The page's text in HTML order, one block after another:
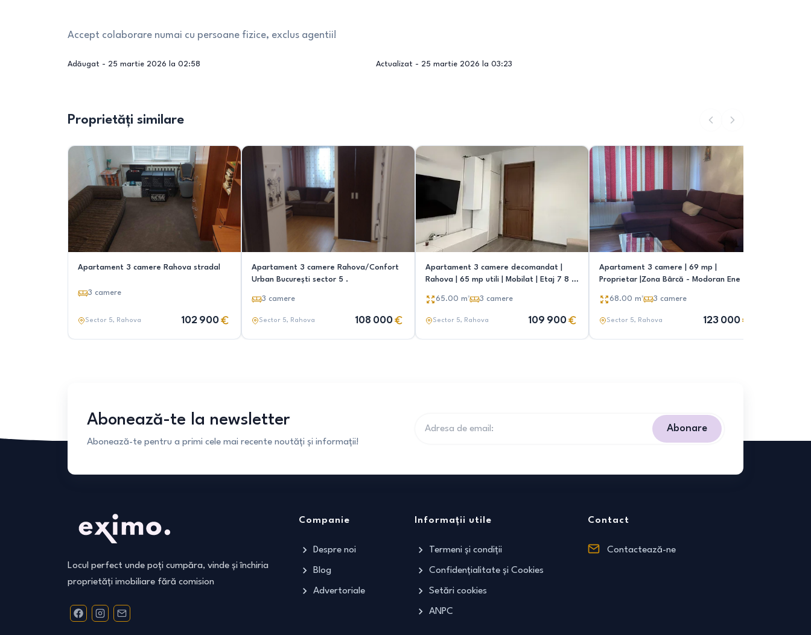
Accept colaborare numai cu persoane fizice, exclus agentii!
Adăugat - 25 martie 2026 la 02:58 Actualizat - 25 martie 2026 la 03:23
Proprietăți similare
Apartament 3 camere Rahova stradal
3 camere
Sector 5, Rahova 102 900
Apartament 3 camere Rahova/Confort
Urban București sector 5 .
3 camere
Sector 5, Rahova 108 000
Apartament 3 camere decomandat |
Rahova | 65 mp utili | Mobilat | Etaj 7 8 |
65.00 m² 3 camere
Sector 5, Rahova 109 900
Apartament 3 camere | 69 mp |
Proprietar |Zona Bârcă - Modoran Ene
68.00 m² 3 camere
Sector 5, Rahova 123 000
Abonează-te la newsletter
Abonează-te pentru a primi cele mai recente noutăți și informații!
Abonare
Locul perfect unde poți cumpăra, vinde și închiria
proprietăți imobiliare fără comision
Companie
Despre noi
Blog
Advertoriale
Informații utile
Termeni și condiții
Confidențialitate și Cookies
Setări cookies
ANPC
Contact
Contactează-ne